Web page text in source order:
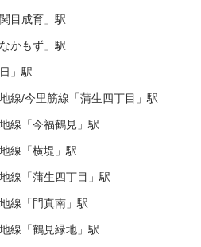
目成育」駅
かもず」駅
」駅
線/今里筋線「蒲生四丁目」駅
線「今福鶴見」駅
線「横堤」駅
線「蒲生四丁目」駅
線「門真南」駅
線「鶴見緑地」駅